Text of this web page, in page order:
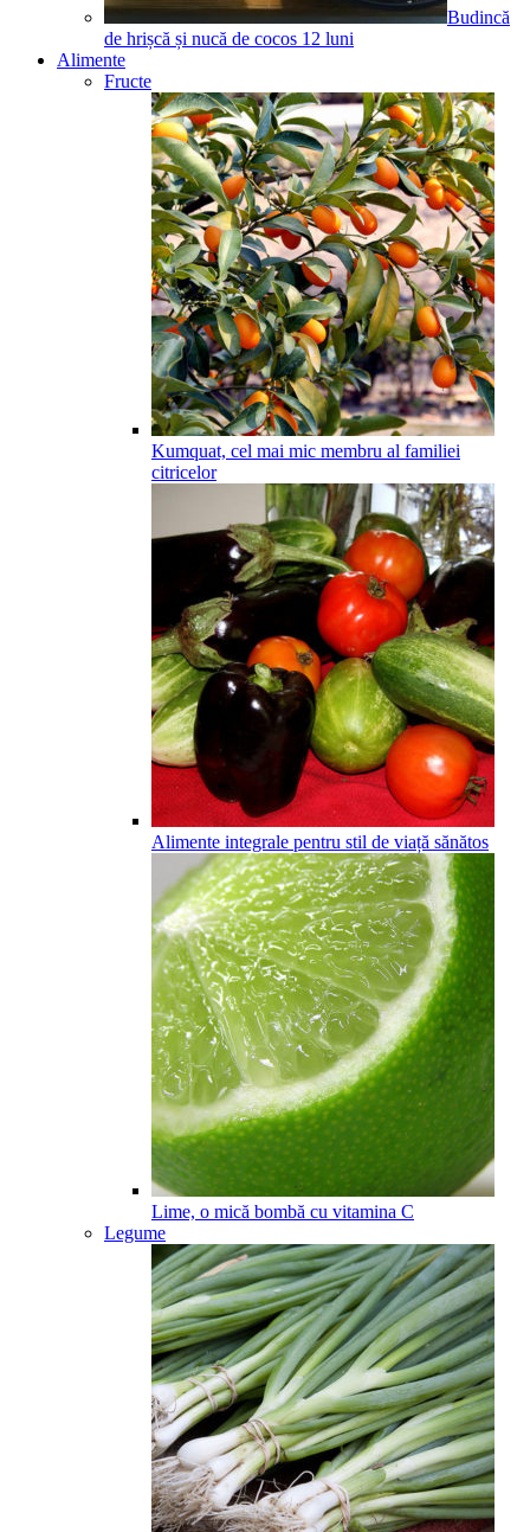
Budincă
de hrișcă și nucă de cocos 12 luni
Alimente
Fructe
Kumquat, cel mai mic membru al familiei
citricelor
Alimente integrale pentru stil de viață sănătos
Lime, o mică bombă cu vitamina C
Legume